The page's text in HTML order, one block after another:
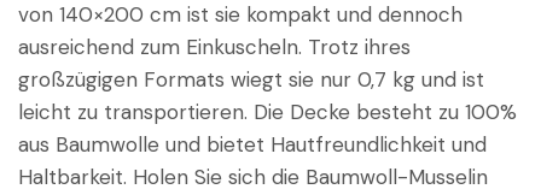
von 140×200 cm ist sie kompakt und dennoch
ausreichend zum Einkuscheln. Trotz ihres
großzügigen Formats wiegt sie nur 0,7 kg und ist
leicht zu transportieren. Die Decke besteht zu 100%
aus Baumwolle und bietet Hautfreundlichkeit und
Haltbarkeit. Holen Sie sich die Baumwoll-Musselin